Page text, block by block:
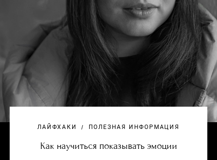
ЛАЙФХАКИ ПОЛЕЗНАЯ ИНФОРМАЦИЯ
Как научиться показывать эмоции